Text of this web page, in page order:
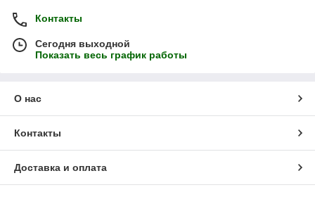
Контакты
Сегодня выходной
Показать весь график работы
О нас
Контакты
Доставка и оплата